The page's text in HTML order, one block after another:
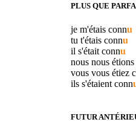
PLUS QUE
je m'étais connu
tu t'étais connu
il s'était connu
nous nous étions
vous vous étiez
ils s'étaient conn
FUTUR